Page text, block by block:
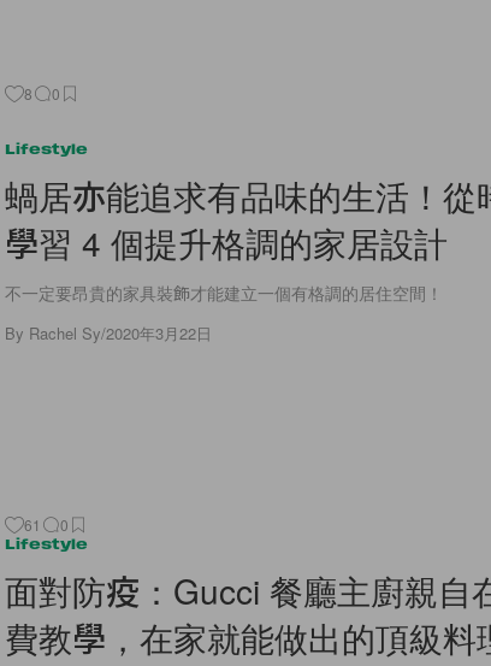
8 0
Lifestyle
蝸居亦能追求有品味的生活！從
學習 4 個提升格調的家居設計
不一定要昂貴的家具裝飾才能建立一個有格調的居住空間！
By Rachel Sy/2020年3月22日
61 0
Lifestyle
面對防疫：Gucci 餐廳主廚親自
費教學，在家就能做出的頂級料